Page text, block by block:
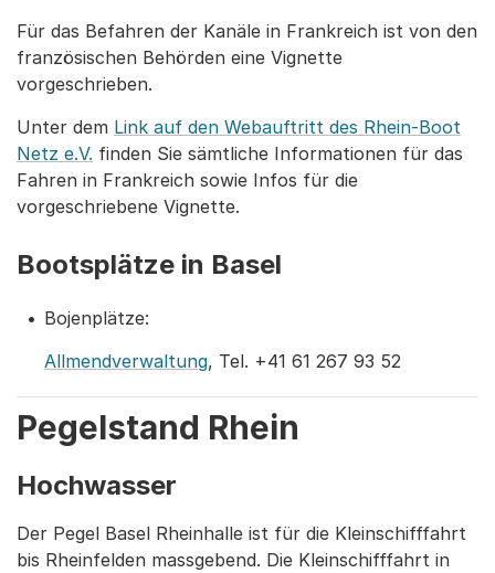
Für das Befahren der Kanäle in Frankreich ist von den
französischen Behörden eine Vignette
vorgeschrieben.
Unter dem Link auf den Webauftritt des Rhein-Boot
Netz e.V. finden Sie sämtliche Informationen für das
Fahren in Frankreich sowie Infos für die
vorgeschriebene Vignette.
Bootsplätze in Basel
Bojenplätze:
Allmendverwaltung, Tel. +41 61 267 93 52
Pegelstand Rhein
Hochwasser
Der Pegel Basel Rheinhalle ist für die Kleinschifffahrt
bis Rheinfelden massgebend. Die Kleinschifffahrt in